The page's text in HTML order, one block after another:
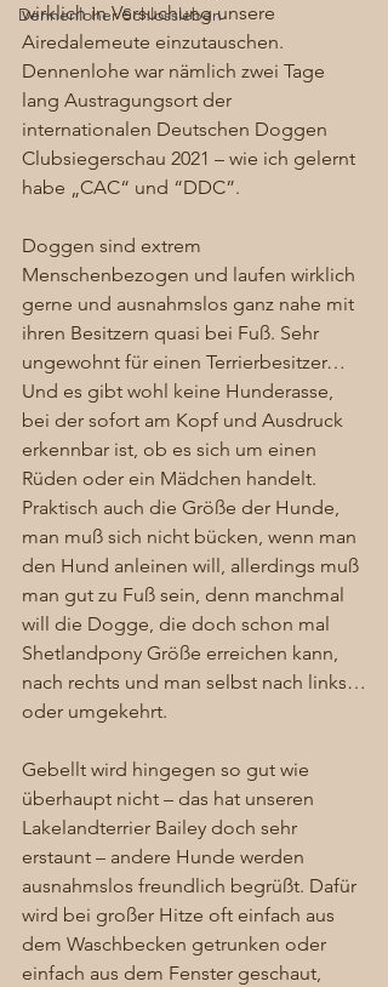
Dennenloher Schlossleben
wirklich in Versuchung unsere
Airedalemeute einzutauschen.
Dennenlohe war nämlich zwei Tage
lang Austragungsort der
internationalen Deutschen Doggen
Clubsiegerschau 2021 – wie ich gelernt
habe „CAC“ und “DDC”.
Doggen sind extrem
Menschenbezogen und laufen wirklich
gerne und ausnahmslos ganz nahe mit
ihren Besitzern quasi bei Fuß. Sehr
ungewohnt für einen Terrierbesitzer…
Und es gibt wohl keine Hunderasse,
bei der sofort am Kopf und Ausdruck
erkennbar ist, ob es sich um einen
Rüden oder ein Mädchen handelt.
Praktisch auch die Größe der Hunde,
man muß sich nicht bücken, wenn man
den Hund anleinen will, allerdings muß
man gut zu Fuß sein, denn manchmal
will die Dogge, die doch schon mal
Shetlandpony Größe erreichen kann,
nach rechts und man selbst nach links…
oder umgekehrt.
Gebellt wird hingegen so gut wie
überhaupt nicht – das hat unseren
Lakelandterrier Bailey doch sehr
erstaunt – andere Hunde werden
ausnahmslos freundlich begrüßt. Dafür
wird bei großer Hitze oft einfach aus
dem Waschbecken getrunken oder
einfach aus dem Fenster geschaut,